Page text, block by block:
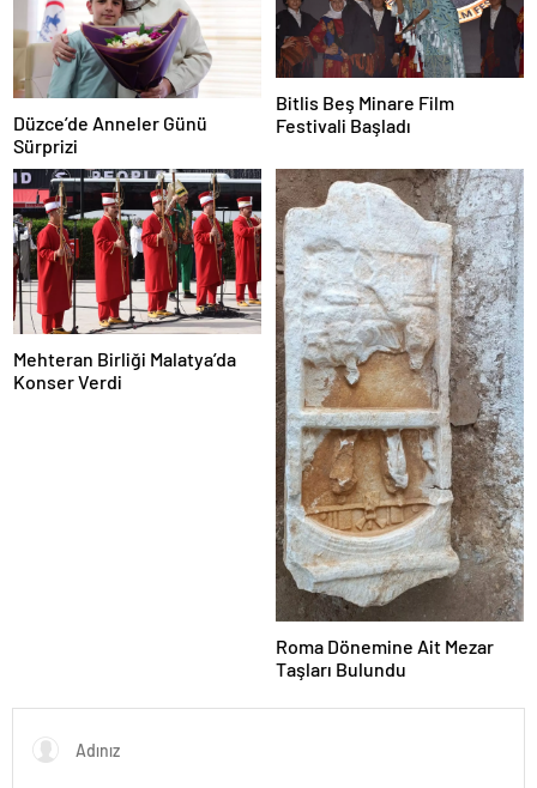
Düzce’de Anneler Günü
Sürprizi
Bitlis Beş Minare Film
Festivali Başladı
Mehteran Birliği Malatya’da
Konser Verdi
Roma Dönemine Ait Mezar
Taşları Bulundu